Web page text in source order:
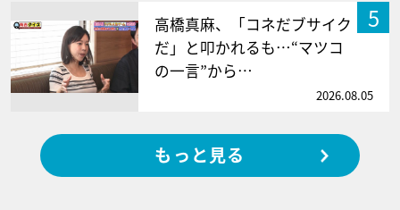
5
高橋真麻、「コネだブサイク
だ」と叩かれるも…“マツコ
の一言”から…
2026.08.05
もっと見る